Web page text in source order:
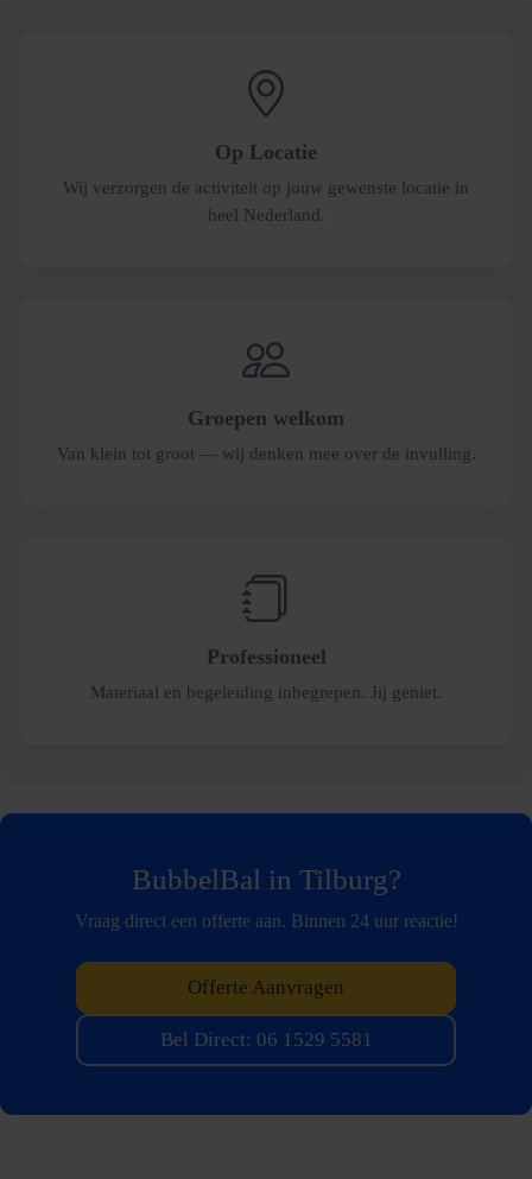
Op Locatie
Wij verzorgen de activiteit op jouw gewenste locatie in
heel Nederland.
Groepen welkom
Van klein tot groot — wij denken mee over de invulling.
Professioneel
Materiaal en begeleiding inbegrepen. Jij geniet.
BubbelBal in Tilburg?
Vraag direct een offerte aan. Binnen 24 uur reactie!
Offerte Aanvragen
Bel Direct: 06 1529 5581